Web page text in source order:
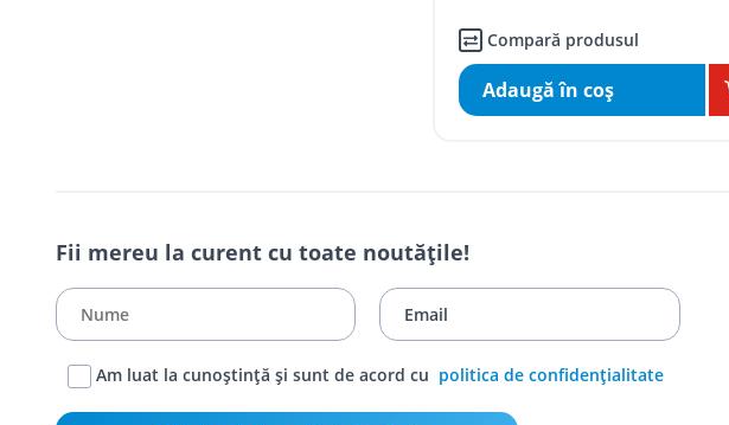
Compară produsul
Adaugă în coş
Fii mereu la curent cu toate noutățile!
Am luat la cunoștință și sunt de acord cu politica de confidențialitate